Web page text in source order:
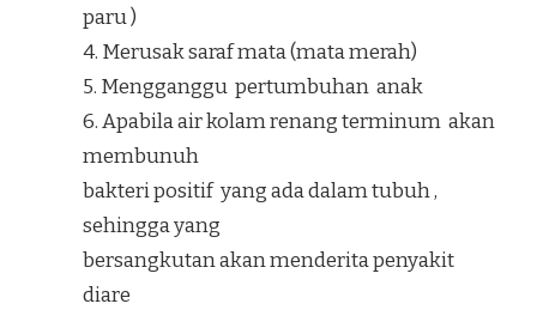
paru )
4. Merusak saraf mata (mata merah)
5. Mengganggu pertumbuhan anak
6. Apabila air kolam renang terminum akan
membunuh
bakteri positif yang ada dalam tubuh ,
sehingga yang
bersangkutan akan menderita penyakit
diare